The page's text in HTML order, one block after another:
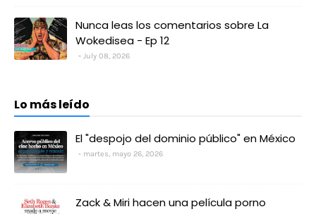
Nunca leas los comentarios sobre La
Wokedisea - Ep 12
July 08, 2026
Lo más leído
El "despojo del dominio público" en México
martes, mayo 26, 2026
Zack & Miri hacen una película porno